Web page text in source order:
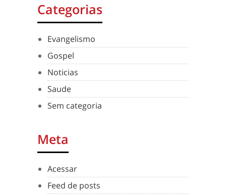
Categorias
Evangelismo
Gospel
Noticias
Saude
Sem categoria
Meta
Acessar
Feed de posts